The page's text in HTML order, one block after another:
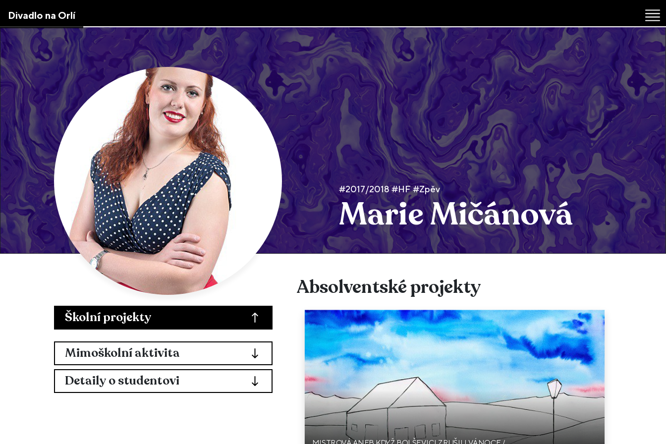
the
content
Divadlo na Orlí
#2017/2018 #HF #Zpěv
Marie Mičánová
Školní projekty
Mimoškolní aktivita
Detaily o studentovi
Absolventské projekty